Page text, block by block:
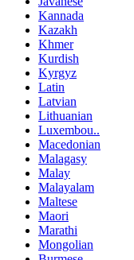
Kannada
Kazakh
Khmer
Kurdish
Kyrgyz
Latin
Latvian
Lithuanian
Luxembou..
Macedonian
Malagasy
Malay
Malayalam
Maltese
Maori
Marathi
Mongolian